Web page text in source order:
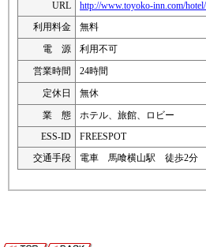
URL
http://www.toyoko-inn.com/
利用料金
無料
電 源
利用不可
営業時間
24時間
定休日
無休
業 態
ホテル、旅館、ロビー
ESS-ID
FREESPOT
交通手段
電車 馬喰横山駅 徒歩2分